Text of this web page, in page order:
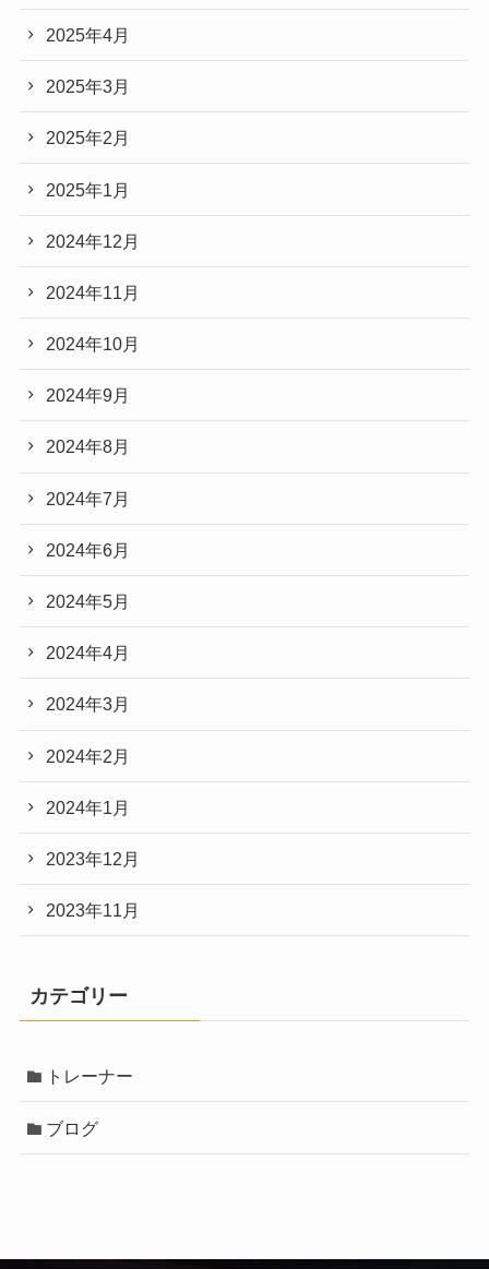
2025年4月
2025年3月
2025年2月
2025年1月
2024年12月
2024年11月
2024年10月
2024年9月
2024年8月
2024年7月
2024年6月
2024年5月
2024年4月
2024年3月
2024年2月
2024年1月
2023年12月
2023年11月
カテゴリー
トレーナー
ブログ